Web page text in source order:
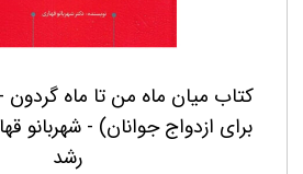
کتاب ميان ماه من تا ماه
برای ازدواج جوانان) - شهربانو
رشد